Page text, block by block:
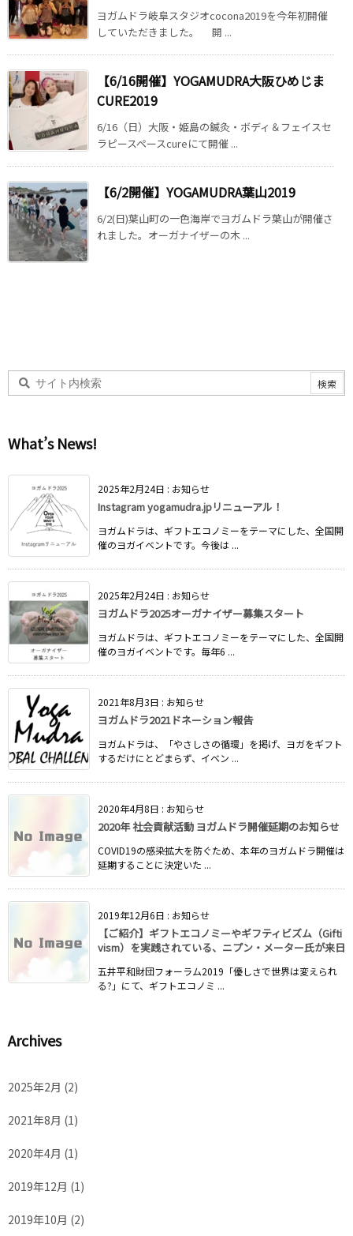
ヨガムドラ岐阜スタジオcocona2019を今年初開催
していただきました。 開 ...
【6/16開催】YOGAMUDRA大阪ひめじま
CURE2019
6/16（日）大阪・姫島の鍼灸・ボディ＆フェイスセ
ラピースペースcureにて開催 ...
【6/2開催】YOGAMUDRA葉山2019
6/2(日)葉山町の一色海岸でヨガムドラ葉山が開催さ
れました。オーガナイザーの木 ...
What’s News!
2025年2月24日 : お知らせ
Instagram yogamudra.jpリニューアル！
ヨガムドラは、ギフトエコノミーをテーマにした、全国開
催のヨガイベントです。今後は ...
2025年2月24日 : お知らせ
ヨガムドラ2025オーガナイザー募集スタート
ヨガムドラは、ギフトエコノミーをテーマにした、全国開
催のヨガイベントです。毎年6 ...
2021年8月3日 : お知らせ
ヨガムドラ2021ドネーション報告
ヨガムドラは、「やさしさの循環」を掲げ、ヨガをギフト
するだけにとどまらず、イベン ...
2020年4月8日 : お知らせ
2020年 社会貢献活動 ヨガムドラ開催延期のお知らせ
COVID19の感染拡大を防ぐため、本年のヨガムドラ開催は
延期することに決定いた ...
2019年12月6日 : お知らせ
【ご紹介】ギフトエコノミーやギフティビズム（Gifti
vism）を実践されている、ニプン・メーター氏が来日
五井平和財団フォーラム2019「優しさで世界は変えられ
る?」にて、ギフトエコノミ ...
Archives
2025年2月 (2)
2021年8月 (1)
2020年4月 (1)
2019年12月 (1)
2019年10月 (2)